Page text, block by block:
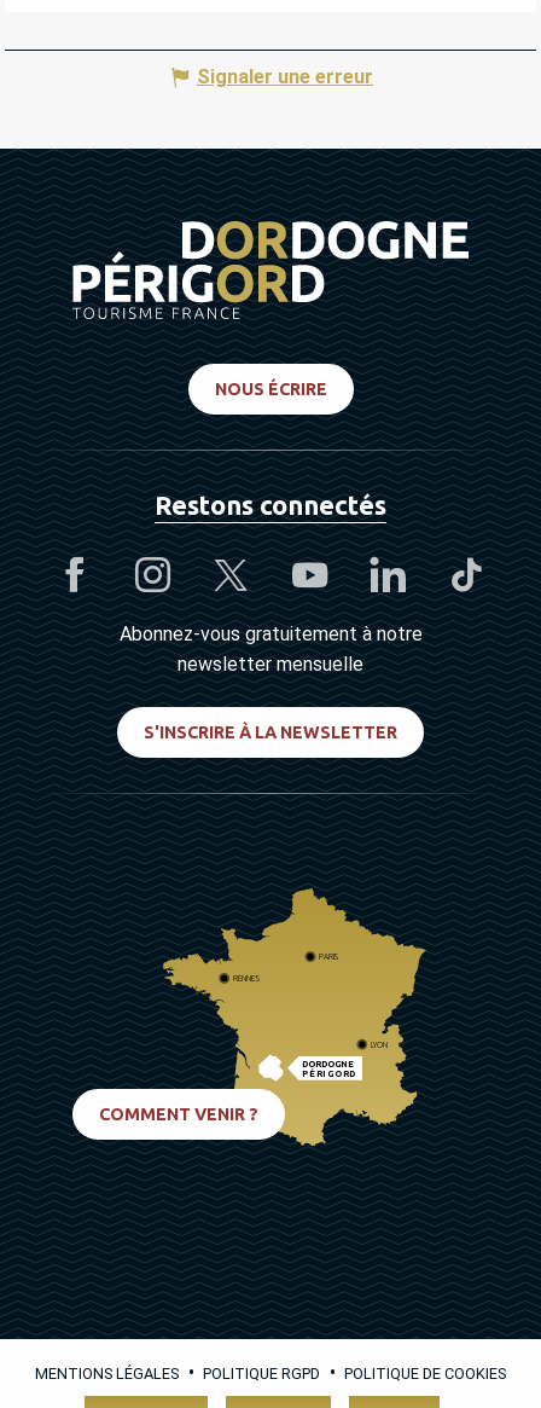
Signaler une erreur
NOUS ÉCRIRE
Restons connectés
Abonnez-vous gratuitement à notre
newsletter mensuelle
S'INSCRIRE À LA NEWSLETTER
DORDOGNE
PÉRIGORD
PARIS
RENNES
LYON
COMMENT VENIR ?
MENTIONS LÉGALES • POLITIQUE RGPD • POLITIQUE DE COOKIES